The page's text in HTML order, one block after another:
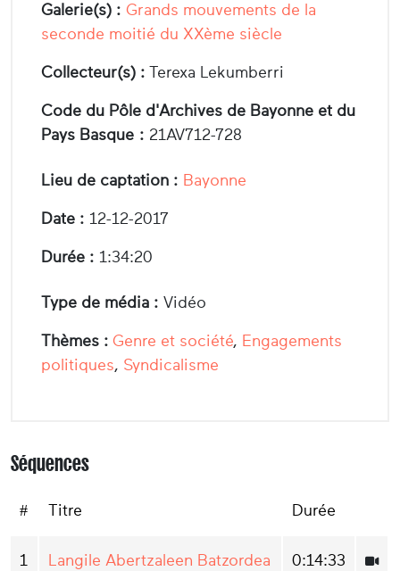
Galerie(s) : Grands mouvements de la
seconde moitié du XXème siècle
Collecteur(s) : Terexa Lekumberri
Code du Pôle d'Archives de Bayonne et du
Pays Basque : 21AV712-728
Lieu de captation : Bayonne
Date : 12-12-2017
Durée : 1:34:20
Type de média : Vidéo
Thèmes : Genre et société, Engagements
politiques, Syndicalisme
Séquences
# Titre Durée
1
Langile Abertzaleen Batzordea
0:14:33